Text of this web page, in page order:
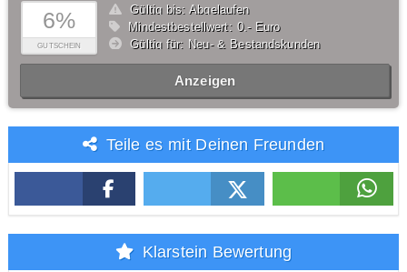
6%
GUTSCHEIN
Gültig bis: Abgelaufen
Mindestbestellwert: 0,- Euro
Gültig für: Neu- & Bestandskunden
Anzeigen
Teile es mit Deinen Freunden
Klarstein Bewertung